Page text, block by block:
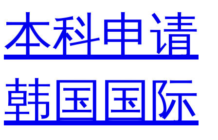
本科申请
韩国国际